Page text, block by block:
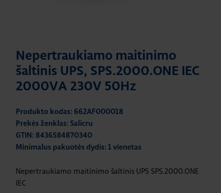
Nepertraukiamo maitinimo
šaltinis UPS, SPS.2000.ONE IEC
2000VA 230V 50Hz
Produkto kodas: 662AF000018
Prekės ženklas: Salicru
GTIN: 8436584870340
Minimalus pakuotės dydis: 1 vienetas
Nepertraukiamo maitinimo šaltinis UPS SPS.2000.ONE
IEC